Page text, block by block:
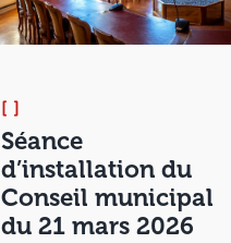
[ ]
Séance
d’installation du
Conseil municipal
du 21 mars 2026